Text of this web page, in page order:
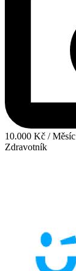
10.000 Kč / Měsíc
Zdravotník